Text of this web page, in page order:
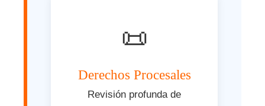
📜
Derechos Procesales
Revisión profunda de